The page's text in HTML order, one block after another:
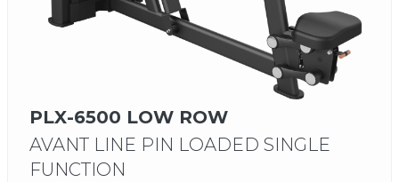
PLX-6500 LOW ROW
AVANT LINE PIN LOADED SINGLE
FUNCTION